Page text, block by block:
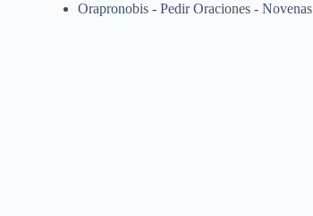
Orapronobis - Pedir Oraciones - Novenas